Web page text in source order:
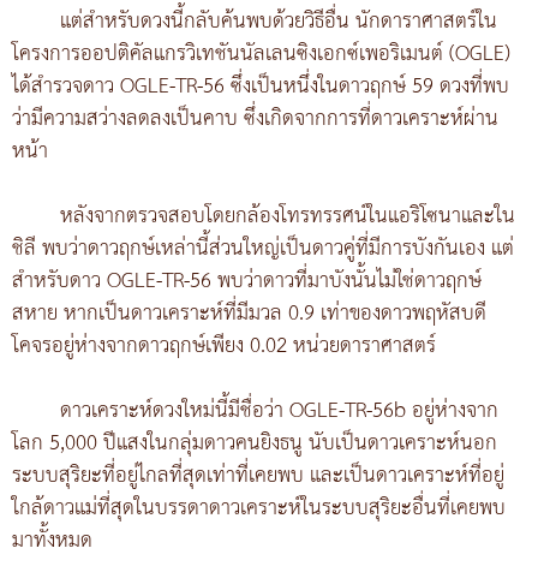
แต่สำหรับดวงนี้กลับค้นพบด้วยวิธีอื่น นักดาราศาสตร์ใน
โครงการออปติคัลแกรวิเทชันนัลเลนซิงเอกซ์เพอริเมนต์ (OGLE)
ได้สำรวจดาว OGLE-TR-56 ซึ่งเป็นหนึ่งในดาวฤกษ์ 59 ดวงที่พบ
ว่ามีความสว่างลดลงเป็นคาบ ซึ่งเกิดจากการที่ดาวเคราะห์ผ่าน
หน้า
หลังจากตรวจสอบโดยกล้องโทรทรรศน์ในแอริโซนาและใน
ชิลี พบว่าดาวฤกษ์เหล่านี้ส่วนใหญ่เป็นดาวคู่ที่มีการบังกันเอง แต่
สำหรับดาว OGLE-TR-56 พบว่าดาวที่มาบังนั้นไม่ใช่ดาวฤกษ์
สหาย หากเป็นดาวเคราะห์ที่มีมวล 0.9 เท่าของดาวพฤหัสบดี
โคจรอยู่ห่างจากดาวฤกษ์เพียง 0.02 หน่วยดาราศาสตร์
ดาวเคราะห์ดวงใหม่นี้มีชื่อว่า OGLE-TR-56b อยู่ห่างจาก
โลก 5,000 ปีแสงในกลุ่มดาวคนยิงธนู นับเป็นดาวเคราะห์นอก
ระบบสุริยะที่อยู่ไกลที่สุดเท่าที่เคยพบ และเป็นดาวเคราะห์ที่อยู่
ใกล้ดาวแม่ที่สุดในบรรดาดาวเคราะห์ในระบบสุริยะอื่นที่เคยพบ
มาทั้งหมด